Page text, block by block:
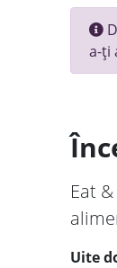
a-ți
Eat
Uite